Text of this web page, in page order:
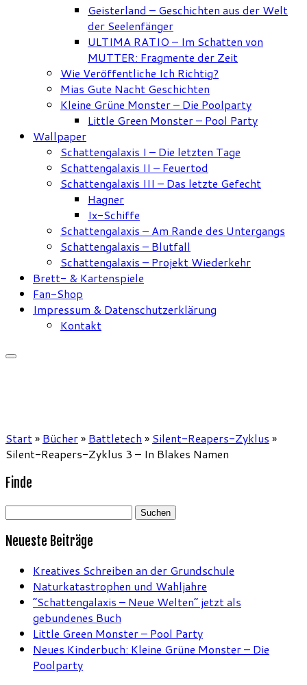
Geisterland – Geschichten aus der Welt
der Seelenfänger
ULTIMA RATIO – Im Schatten von
MUTTER: Fragmente der Zeit
Wie Veröffentliche Ich Richtig?
Mias Gute Nacht Geschichten
Kleine Grüne Monster – Die Poolparty
Little Green Monster – Pool Party
Wallpaper
Schattengalaxis I – Die letzten Tage
Schattengalaxis II – Feuertod
Schattengalaxis III – Das letzte Gefecht
Hagner
Ix-Schiffe
Schattengalaxis – Am Rande des Untergangs
Schattengalaxis – Blutfall
Schattengalaxis – Projekt Wiederkehr
Brett- & Kartenspiele
Fan-Shop
Impressum & Datenschutzerklärung
Kontakt
Start» Bücher» Battletech » Silent-Reapers-Zyklus »
Silent-Reapers-Zyklus 3 – In Blakes Namen
Finde
Suchen
Neueste Beiträge
Kreatives Schreiben an der Grundschule
Naturkatastrophen und Wahljahre
“Schattengalaxis – Neue Welten” jetzt als
gebundenes Buch
Little Green Monster – Pool Party
Neues Kinderbuch: Kleine Grüne Monster – Die
Poolparty